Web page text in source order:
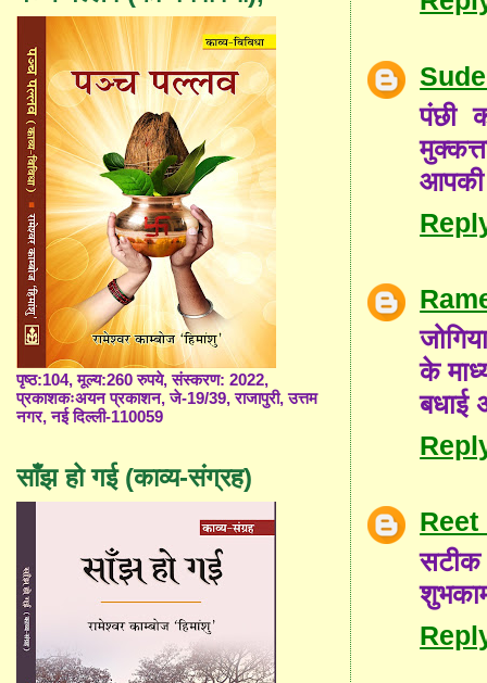
पंछी
आपकी
के
बधाई
सटीक
पृष्ठ:104, मूल्य:260 रुपये, संस्करण: 2022,
प्रकाशकःअयन प्रकाशन, जे-19/39, राजापुरी, उत्तम
नगर, नई दिल्ली-110059
साँझ हो गई (काव्य-संग्रह)